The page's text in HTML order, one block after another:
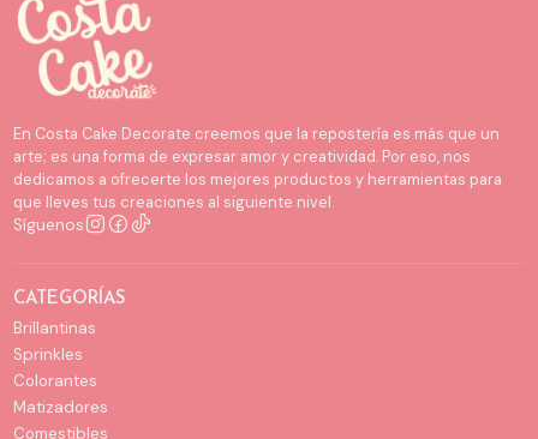
En Costa Cake Decorate creemos que la repostería es más que un
arte; es una forma de expresar amor y creatividad. Por eso, nos
dedicamos a ofrecerte los mejores productos y herramientas para
que lleves tus creaciones al siguiente nivel.
Síguenos
CATEGORÍAS
Brillantinas
Sprinkles
Colorantes
Matizadores
Comestibles